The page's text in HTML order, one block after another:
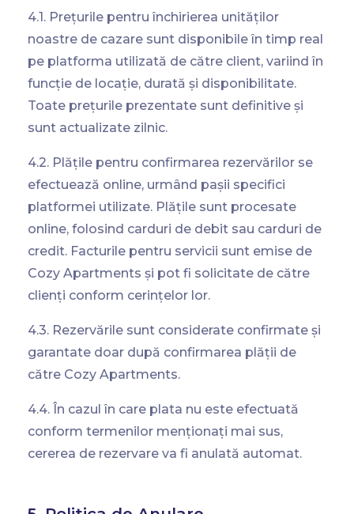
4.1. Prețurile pentru închirierea unităților
noastre de cazare sunt disponibile în timp real
pe platforma utilizată de către client, variind în
funcție de locație, durată și disponibilitate.
Toate prețurile prezentate sunt definitive și
sunt actualizate zilnic.
4.2. Plățile pentru confirmarea rezervărilor se
efectuează online, urmând pașii specifici
platformei utilizate. Plățile sunt procesate
online, folosind carduri de debit sau carduri de
credit. Facturile pentru servicii sunt emise de
Cozy Apartments și pot fi solicitate de către
clienți conform cerințelor lor.
4.3. Rezervările sunt considerate confirmate și
garantate doar după confirmarea plății de
către Cozy Apartments.
4.4. În cazul în care plata nu este efectuată
conform termenilor menționați mai sus,
cererea de rezervare va fi anulată automat.